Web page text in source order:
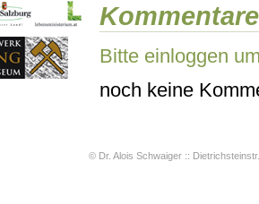
Kommentare
Bitte einloggen
noch keine
© Dr. Alois Schwaiger ::